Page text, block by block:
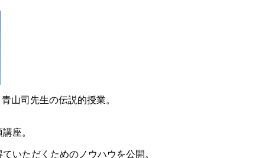
山司先生の伝説的授業。
座。
いただくためのノウハウを公開。